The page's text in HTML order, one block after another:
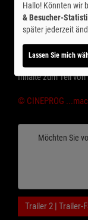
Oscar Faura;
Manuel Miranda
Familie,
Verleih:Walt
Inhalte zum Teil von
© CINEPROG
Möchten Sie
Trailer 2 | Trailer-
Hallo! Könnten wir
& Besucher-
später jederzeit
Lassen Sie mich